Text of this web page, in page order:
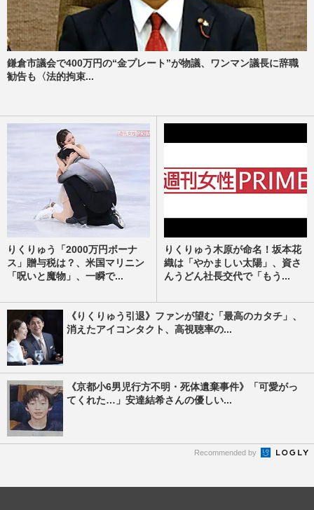
鎌倉市議会で400万円の“金プレート”が物議、ワンマン議長に辞職
勧告も〈法的拘束...
りくりゅう「2000万円ボーナ
ス」贈与税は？、米国マリニン
「呪いと魔物」、一瞬で...
りくりゅう木原が命名！坂本花
織は「やかましい太陽」、資さ
んうどん社長交代で「もう...
《りくりゅう引退》ファンが望む「最高のカタチ」、
消えたアイコンタクト、高視聴率の...
《京都小6男児行方不明・死体遺棄事件》「可愛がっ
てくれた…」安達結希さんの優しい...
Recommended by